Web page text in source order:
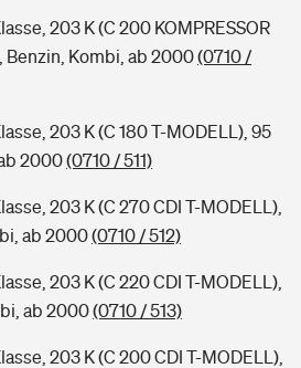
203 K (C 200 KOMPRESSOR
Benzin, Kombi, ab 2000(0710 /
203 K (C 180 T-MODELL), 95
2000(0710 / 511)
203 K (C 270 CDI T-MODELL),
ab 2000(0710 / 512)
203 K (C 220 CDI T-MODELL),
ab 2000(0710 / 513)
203 K (C 200 CDI T-MODELL),